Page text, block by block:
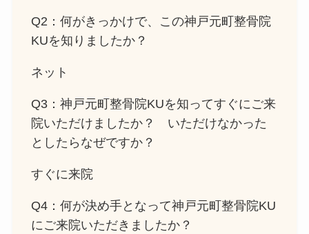
Q2：何がきっかけで、この神戸元町整骨院
KUを知りましたか？
ネット
Q3：神戸元町整骨院KUを知ってすぐにご来
院いただけましたか？ いただけなかった
としたらなぜですか？
すぐに来院
Q4：何が決め手となって神戸元町整骨院KU
にご来院いただきましたか？